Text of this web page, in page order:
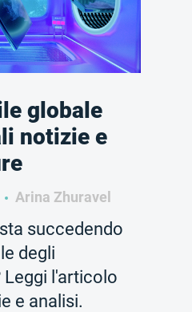
globale
notizie e
Arina Zhuravel
succedendo
degli
l'articolo
e analisi.